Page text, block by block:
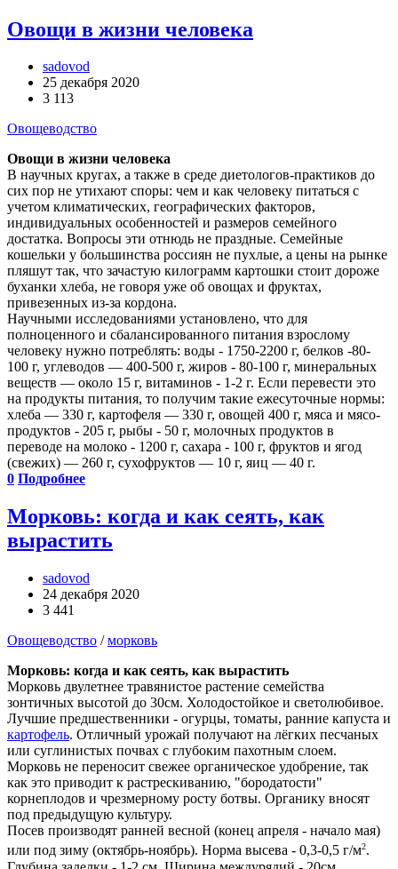
Овощи в жизни человека
sadovod
25 декабря 2020
3 113
Овощеводство
Овощи в жизни человека
В научных кругах, а также в среде диетологов-практиков до
сих пор не утихают споры: чем и как человеку питаться с
учетом климатических, географических факторов,
индивидуальных особенностей и размеров семейного
достатка. Вопросы эти отнюдь не праздные. Семейные
кошельки у большинства россиян не пухлые, а цены на рынке
пляшут так, что зачастую килограмм картошки стоит дороже
буханки хлеба, не говоря уже об овощах и фруктах,
привезенных из-за кордона.
Научными исследованиями установлено, что для
полноценного и сбалансированного питания взрослому
человеку нужно потреблять: воды - 1750-2200 г, белков -80-
100 г, углеводов — 400-500 г, жиров - 80-100 г, минеральных
веществ — около 15 г, витаминов - 1-2 г. Если перевести это
на продукты питания, то получим такие ежесуточные нормы:
хлеба — 330 г, картофеля — 330 г, овощей 400 г, мяса и мясо-
продуктов - 205 г, рыбы - 50 г, молочных продуктов в
переводе на молоко - 1200 г, сахара - 100 г, фруктов и ягод
(свежих) — 260 г, сухофруктов — 10 г, яиц — 40 г.
0 Подробнее
Морковь: когда и как сеять, как
вырастить
sadovod
24 декабря 2020
3 441
Овощеводство /морковь
Морковь: когда и как сеять, как вырастить
Морковь двулетнее травянистое растение семейства
зонтичных высотой до 30см. Холодостойкое и светолюбивое.
Лучшие предшественники - огурцы, томаты, ранние капуста и
картофель. Отличный урожай получают на лёгких песчаных
или суглинистых почвах с глубоким пахотным слоем.
Морковь не переносит свежее органическое удобрение, так
как это приводит к растрескиванию, "бородатости"
корнеплодов и чрезмерному росту ботвы. Органику вносят
под предыдущую культуру.
Посев производят ранней весной (конец апреля - начало мая)
или под зиму (октябрь-ноябрь). Норма высева - 0,3-0,5 г/м2.